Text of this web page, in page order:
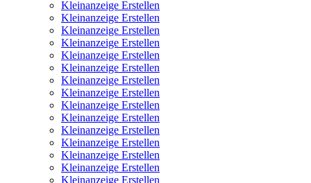
Kleinanzeige Erstellen
Kleinanzeige Erstellen
Kleinanzeige Erstellen
Kleinanzeige Erstellen
Kleinanzeige Erstellen
Kleinanzeige Erstellen
Kleinanzeige Erstellen
Kleinanzeige Erstellen
Kleinanzeige Erstellen
Kleinanzeige Erstellen
Kleinanzeige Erstellen
Kleinanzeige Erstellen
Kleinanzeige Erstellen
Kleinanzeige Erstellen
Kleinanzeige Erstellen